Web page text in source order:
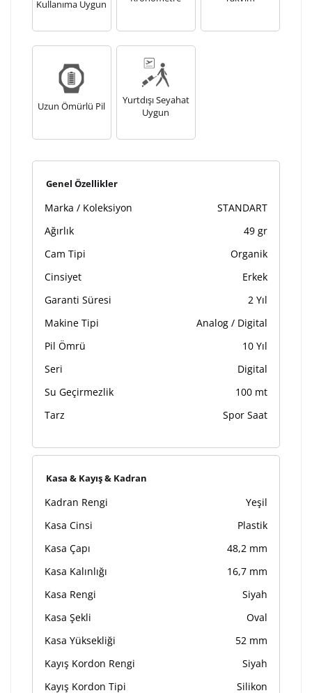
Kullanıma Uygun
Uzun Ömürlü Pil
Yurtdışı Seyahat
Uygun
Genel Özellikler
Marka / Koleksiyon
STANDART
Ağırlık
49 gr
Cam Tipi
Organik
Cinsiyet
Erkek
Garanti Süresi
2 Yıl
Makine Tipi
Analog / Digital
Pil Ömrü
10 Yıl
Seri
Digital
Su Geçirmezlik
100 mt
Tarz
Spor Saat
Kasa & Kayış & Kadran
Kadran Rengi
Yeşil
Kasa Cinsi
Plastik
Kasa Çapı
48,2 mm
Kasa Kalınlığı
16,7 mm
Kasa Rengi
Siyah
Kasa Şekli
Oval
Kasa Yüksekliği
52 mm
Kayış Kordon Rengi
Siyah
Kayış Kordon Tipi
Silikon